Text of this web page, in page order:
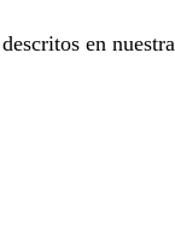
en nuestra